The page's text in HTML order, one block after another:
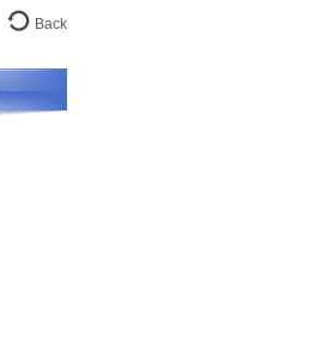
Back